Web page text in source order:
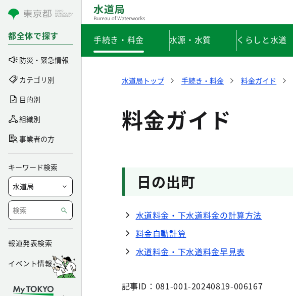
コンテンツにスキップ
都全体で探す
防災・緊急情報
カテゴリ別
目的別
組織別
事業者の方
キーワード検索
報道発表検索
イベント情報
手続き・料金 水源・水質 くらしと水道
水道局トップ 手続き・料金 料金ガイド
料金ガイド
日の出町
水道料金・下水道料金の計算方法
料金自動計算
水道料金・下水道料金早見表
記事ID：081-001-20240819-006167